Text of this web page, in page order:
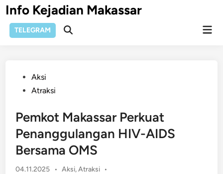
Skip
to
content
Info Kejadian Makassar
TELEGRAM
Open
PostedAksi
Atraksi
Pemkot Makassar Perkuat
Penanggulangan HIV-AIDS
Bersama OMS
04.11.2025 • Posted
Aksi,Atraksi •